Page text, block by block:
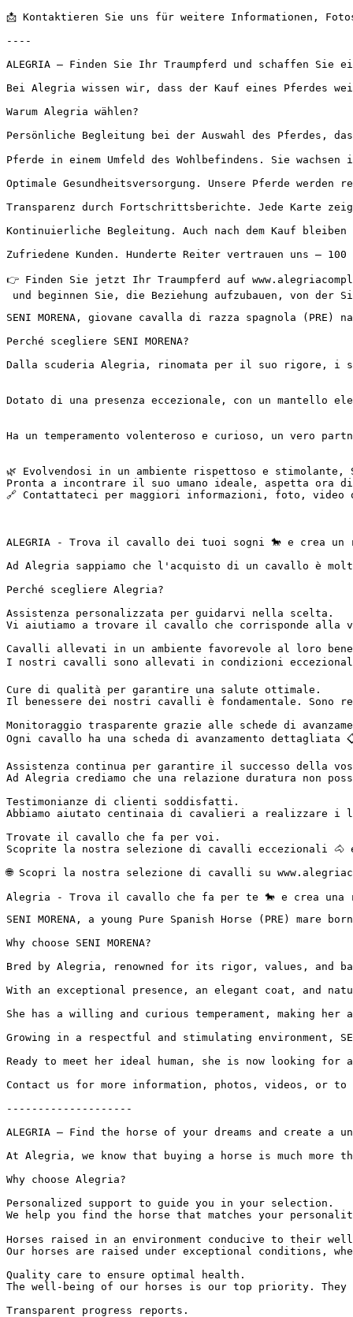
📩 Kontaktieren Sie uns für weitere Informationen,
----
ALEGRIA – Finden Sie Ihr Traumpferd und schaffen
Bei Alegria wissen wir, dass der Kauf eines Pferdes
Warum Alegria wählen?
Persönliche Begleitung bei der Auswahl des Pferdes,
Pferde in einem Umfeld des Wohlbefindens. Sie
Optimale Gesundheitsversorgung. Unsere Pferde werden
Transparenz durch Fortschrittsberichte. Jede Karte
Kontinuierliche Begleitung. Auch nach dem Kauf
Zufriedene Kunden. Hunderte Reiter vertrauen uns –
👉 Finden Sie jetzt Ihr Traumpferd auf
und beginnen Sie, die Beziehung aufzubauen, von der
SENI MORENA, giovane cavalla di razza spagnola
Perché scegliere SENI MORENA?
Dalla scuderia Alegria, rinomata per il suo rigore,
Dotato di una presenza eccezionale, con un
Ha un temperamento volenteroso e curioso, un vero
🌿 Evolvendosi in un ambiente rispettoso e stimolante,
Pronta a incontrare il suo umano ideale, aspetta ora
🔗 Contattateci per maggiori informazioni, foto,
ALEGRIA - Trova il cavallo dei tuoi sogni 🐎 e crea
Ad Alegria sappiamo che l'acquisto di un cavallo è
Perché scegliere Alegria?
Assistenza personalizzata per guidarvi nella scelta.
Vi aiutiamo a trovare il cavallo che corrisponde
Cavalli allevati in un ambiente favorevole al loro
I nostri cavalli sono allevati in condizioni
Cure di qualità per garantire una salute ottimale.
Il benessere dei nostri cavalli è fondamentale.
Monitoraggio trasparente grazie alle schede di
Ogni cavallo ha una scheda di avanzamento
Assistenza continua per garantire il successo della
Ad Alegria crediamo che una relazione duratura non
Testimonianze di clienti soddisfatti.
Abbiamo aiutato centinaia di cavalieri a realizzare i
Trovate il cavallo che fa per voi.
Scoprite la nostra selezione di cavalli eccezionali
🌐 Scopri la nostra selezione di cavalli su
Alegria - Trova il cavallo che fa per te 🐎 e crea
SENI MORENA, a young Pure Spanish Horse (PRE)
Why choose SENI MORENA?
Bred by Alegria, renowned for its rigor, values, and
With an exceptional presence, an elegant coat, and
She has a willing and curious temperament, making
Growing in a respectful and stimulating environment,
Ready to meet her ideal human, she is now looking
Contact us for more information, photos, videos, or
--------------------
ALEGRIA – Find the horse of your dreams and create
At Alegria, we know that buying a horse is much
Why choose Alegria?
Personalized support to guide you in your selection.
We help you find the horse that matches your
Horses raised in an environment conducive to their
Our horses are raised under exceptional conditions,
Quality care to ensure optimal health.
The well-being of our horses is our top priority.
Transparent progress reports.